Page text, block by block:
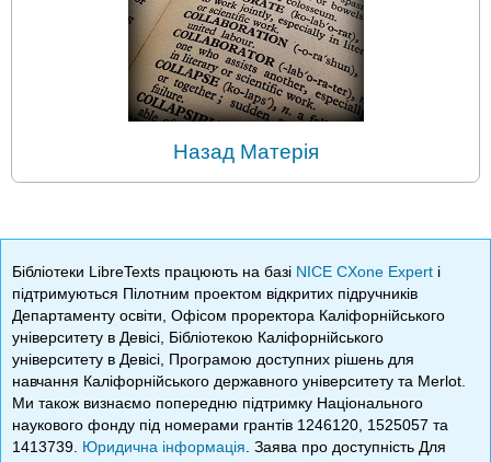
Назад Матерія
Бібліотеки LibreTexts працюють на базі NICE CXone Expert і
підтримуються Пілотним проектом відкритих підручників
Департаменту освіти, Офісом проректора Каліфорнійського
університету в Девісі, Бібліотекою Каліфорнійського
університету в Девісі, Програмою доступних рішень для
навчання Каліфорнійського державного університету та Merlot.
Ми також визнаємо попередню підтримку Національного
наукового фонду під номерами грантів 1246120, 1525057 та
1413739. Юридична інформація . Заява про доступність Для